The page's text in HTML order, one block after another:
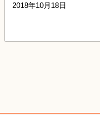
2018年10月18日